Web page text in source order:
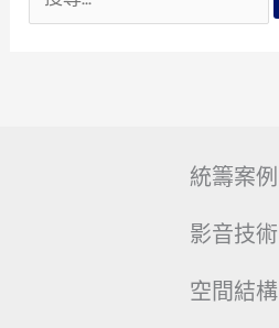
尋
統籌案例
影音技術
空間結構